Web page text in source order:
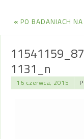
« PO BADANIACH
1131_n
16 czerwca, 2015